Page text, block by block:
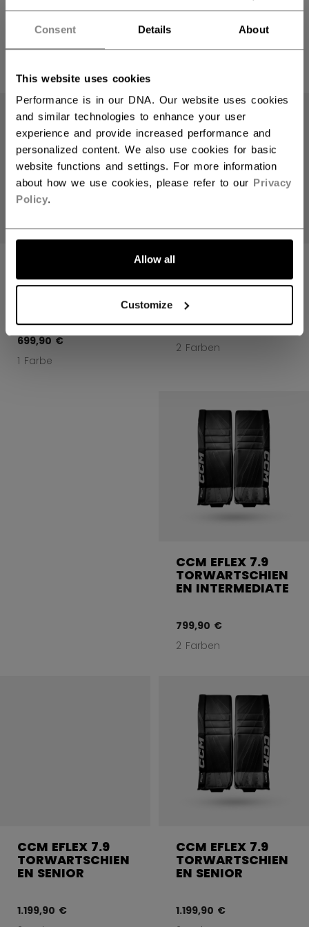
Consent Details About
This website uses cookies
Performance is in our DNA. Our website uses cookies
and similar technologies to enhance your user
experience and provide increased performance and
personalized content. We also use cookies for basic
website functions and settings. For more information
about how we use cookies, please refer to our Privacy
Policy.
Allow all
Customize
SENIOR INTERMEDIATE
SENIOR-
TORWART-
699,90 €
1 Farbe
TORWARTSCHIEN
EN INTERMEDIATE
799,90 €
2 Farben
CCM EFLEX 7.9
TORWARTSCHIEN
EN INTERMEDIATE
799,90 €
2 Farben
CCM EFLEX 7.9
TORWARTSCHIEN
EN SENIOR
1.199,90 €
CCM EFLEX 7.9
TORWARTSCHIEN
EN SENIOR
1.199,90 €